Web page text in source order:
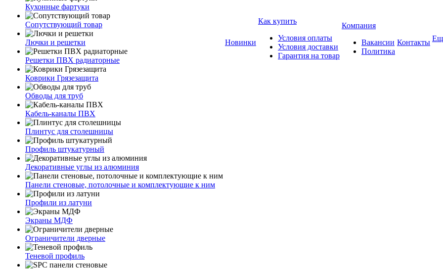
Кухонные фартуки
Сопутствующий товар
Лючки и решетки
Решетки ПВХ радиаторные
Коврики Грязезащита
Обводы для труб
Кабель-каналы ПВХ
Плинтус для столешницы
Профиль штукатурный
Декоративные углы из алюминия
Панели стеновые, потолочные и комплектующие к ним
Профили из латуни
Экраны МДФ
Ограничители дверные
Теневой профиль
Новинки
Как купить
Условия оплаты
Условия доставки
Гарантия на товар
Компания
Вакансии
Политика
Контакты